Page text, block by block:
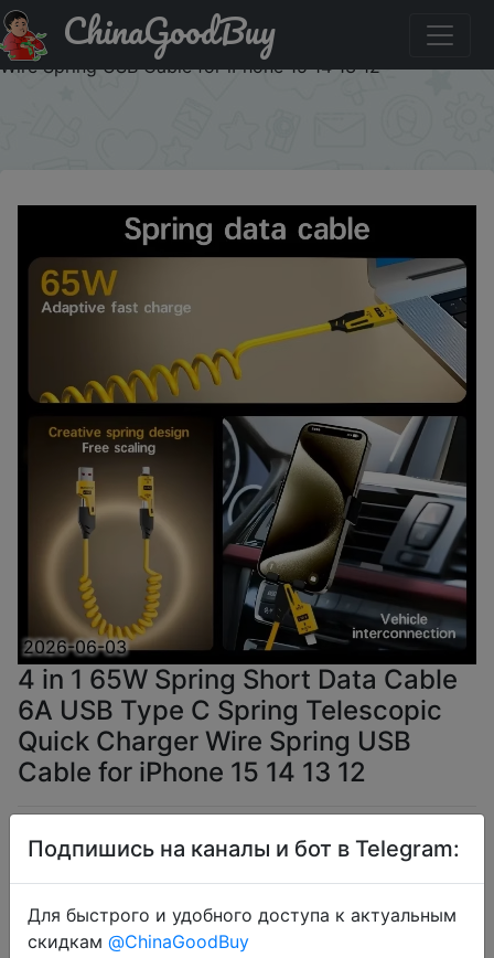
Купить по распродаже : 4 in 1 65W Spring Short Data
Cable 6A USB Type C Spring Telescopic Quick Charger
Wire Spring USB Cable for iPhone 15 14 13 12
ChinaGoodBuy
2026-06-03
4 in 1 65W Spring Short Data Cable
6A USB Type C Spring Telescopic
Quick Charger Wire Spring USB
Cable for iPhone 15 14 13 12
$1.92
Coins
Подпишись на каналы и бот в Telegram:
Для быстрого и удобного доступа к актуальным
скидкам @ChinaGoodBuy